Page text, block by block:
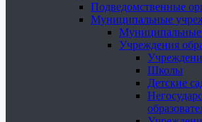
Подведомственные
Муниципальные
Муниципальные
Учреждения
Школы
Детские